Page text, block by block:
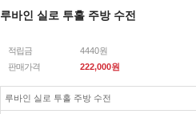
루바인 실로 투홀 주방 수전
적립금
4440원
판매가격
222,000원
루바인 실로 투홀 주방 수전